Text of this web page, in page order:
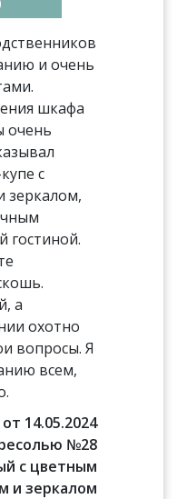
и очень
шкафа
очень
с
зеркалом,
гостиной.
а
охотно
вопросы. Я
всем,
14.05.2024
№28
с цветным
и зеркалом